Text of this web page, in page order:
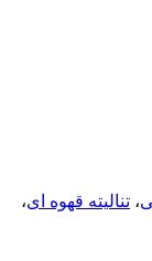
، تنالیته قهوه ای،